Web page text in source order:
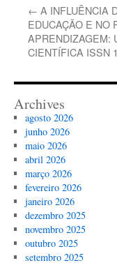
← A INFLUÊNCIA
EDUCAÇÃO E NO
APRENDIZAGEM:
CIENTÍFICA ISSN
Archives
agosto 2026
junho 2026
maio 2026
abril 2026
março 2026
fevereiro 2026
janeiro 2026
dezembro 2025
novembro 2025
outubro 2025
setembro 2025